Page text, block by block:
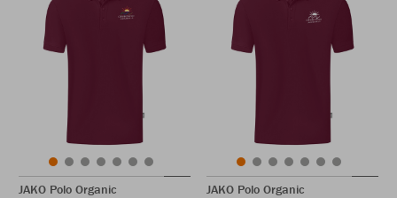
JAKO Polo Organic
JAKO Polo Organic